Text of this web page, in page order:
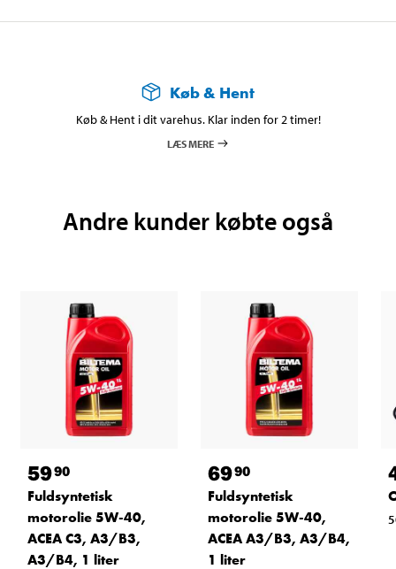
Køb & Hent
Køb & Hent i dit varehus. Klar inden for 2 timer!
LÆS MERE
Andre kunder købte også
5990
Fuldsyntetisk
motorolie 5W-40,
ACEA C3, A3/B3,
A3/B4, 1 liter
6990
Fuldsyntetisk
motorolie 5W-40,
ACEA A3/B3, A3/B4,
1 liter